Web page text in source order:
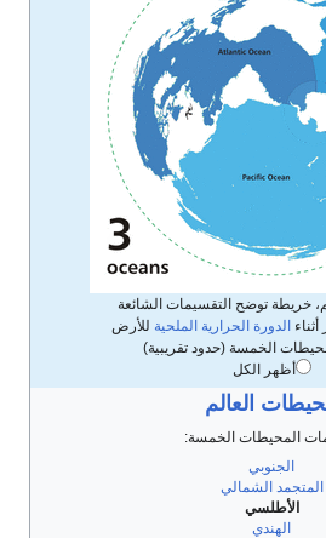
خريطة توضح التقسيمات الشائعة
الدورة الحرارية الملحية للأرض
الخمسة (حدود تقريبية)
أظهر الكل
العالم
المحيطات الخمسة:
الجنوبي
المتجمد الشمالي
الأطلسي
الهندي